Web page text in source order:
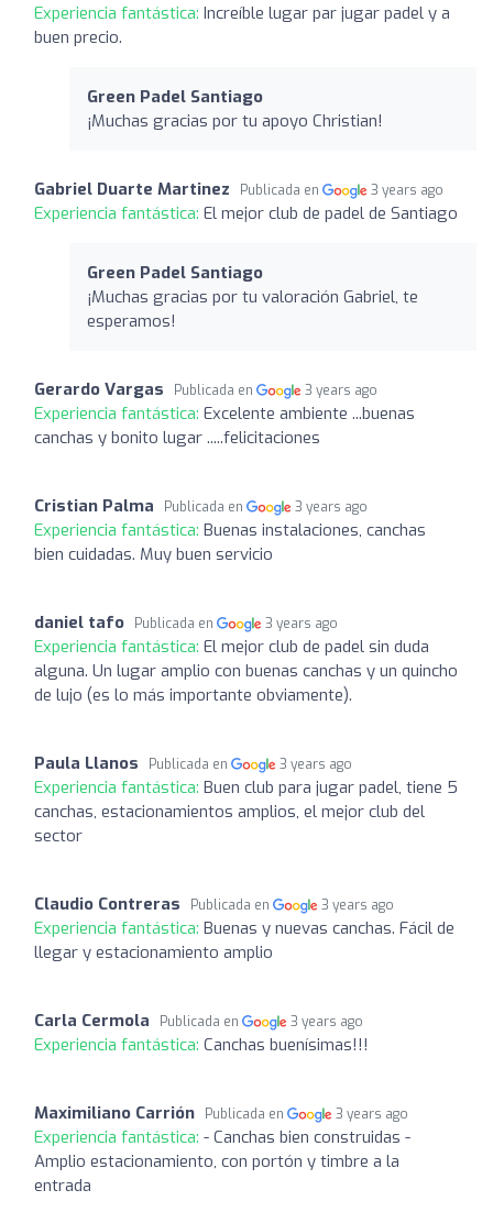
Experiencia fantástica: Increíble lugar par jugar padel y a
buen precio.
Green Padel Santiago
¡Muchas gracias por tu apoyo Christian!
Gabriel Duarte Martinez Publicada en 3 years ago
Experiencia fantástica: El mejor club de padel de Santiago
Green Padel Santiago
¡Muchas gracias por tu valoración Gabriel, te
esperamos!
Gerardo Vargas Publicada en 3 years ago
Experiencia fantástica: Excelente ambiente ...buenas
canchas y bonito lugar .....felicitaciones
Cristian Palma Publicada en 3 years ago
Experiencia fantástica: Buenas instalaciones, canchas
bien cuidadas. Muy buen servicio
daniel tafo Publicada en 3 years ago
Experiencia fantástica: El mejor club de padel sin duda
alguna. Un lugar amplio con buenas canchas y un quincho
de lujo (es lo más importante obviamente).
Paula Llanos Publicada en 3 years ago
Experiencia fantástica: Buen club para jugar padel, tiene 5
canchas, estacionamientos amplios, el mejor club del
sector
Claudio Contreras Publicada en 3 years ago
Experiencia fantástica: Buenas y nuevas canchas. Fácil de
llegar y estacionamiento amplio
Carla Cermola Publicada en 3 years ago
Experiencia fantástica: Canchas buenísimas!!!
Maximiliano Carrión Publicada en 3 years ago
Experiencia fantástica: - Canchas bien construidas -
Amplio estacionamiento, con portón y timbre a la
entrada